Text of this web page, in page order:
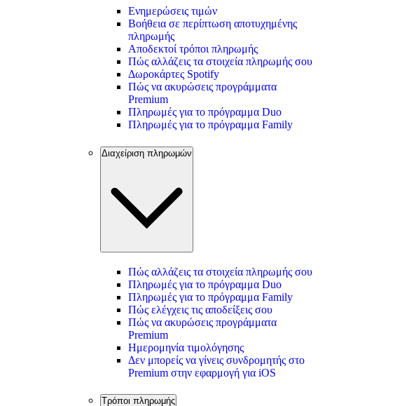
Ενημερώσεις τιμών
Βοήθεια σε περίπτωση αποτυχημένης
πληρωμής
Αποδεκτοί τρόποι πληρωμής
Πώς αλλάζεις τα στοιχεία πληρωμής σου
Δωροκάρτες Spotify
Πώς να ακυρώσεις προγράμματα
Premium
Πληρωμές για το πρόγραμμα Duo
Πληρωμές για το πρόγραμμα Family
Διαχείριση πληρωμών
Πώς αλλάζεις τα στοιχεία πληρωμής σου
Πληρωμές για το πρόγραμμα Duo
Πληρωμές για το πρόγραμμα Family
Πώς ελέγχεις τις αποδείξεις σου
Πώς να ακυρώσεις προγράμματα
Premium
Ημερομηνία τιμολόγησης
Δεν μπορείς να γίνεις συνδρομητής στο
Premium στην εφαρμογή για iOS
Τρόποι πληρωμής